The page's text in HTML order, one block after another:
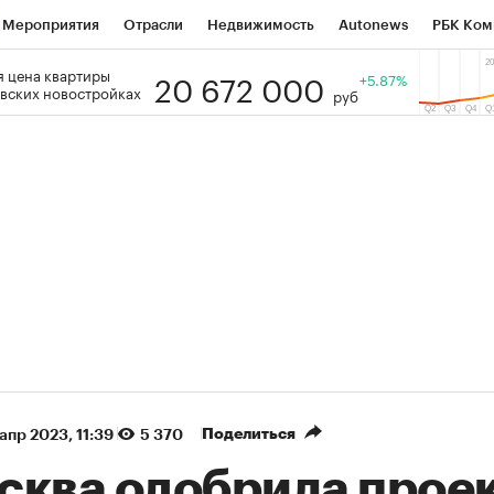
Мероприятия Отрасли Недвижимость Autonews РБК
РБК Образование Тренды
цена квартиры
новостройках
20 672 000 руб
+5.87%
2023, 11:39 5 370 Поделиться